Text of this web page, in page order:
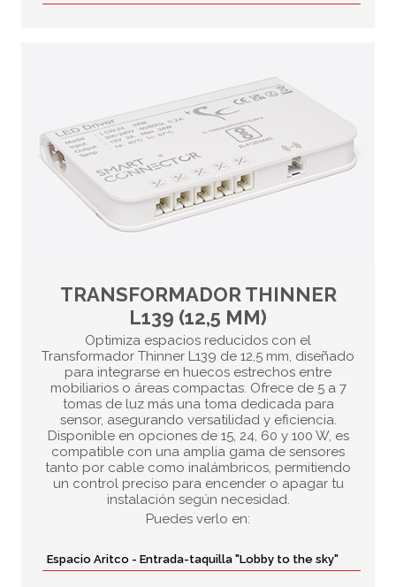
TRANSFORMADOR THINNER
L139 (12,5 MM)
Optimiza espacios reducidos con el
Transformador Thinner L139 de 12,5 mm, diseñado
para integrarse en huecos estrechos entre
mobiliarios o áreas compactas. Ofrece de 5 a 7
tomas de luz más una toma dedicada para
sensor, asegurando versatilidad y eficiencia.
Disponible en opciones de 15, 24, 60 y 100 W, es
compatible con una amplia gama de sensores
tanto por cable como inalámbricos, permitiendo
un control preciso para encender o apagar tu
instalación según necesidad.
Puedes verlo en:
Espacio Aritco - Entrada-taquilla "Lobby to the sky"